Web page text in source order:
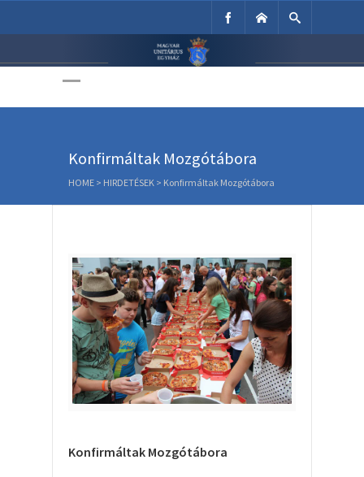
Unitárius Egyház
Konfirmáltak Mozgótábora
HOME > HIRDETÉSEK > Konfirmáltak Mozgótábora
Konfirmáltak Mozgótábora